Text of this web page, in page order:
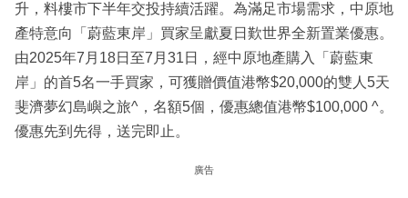
升，料樓市下半年交投持續活躍。為滿足市場需求，中原地
產特意向「蔚藍東岸」買家呈獻夏日歎世界全新置業優惠。
由2025年7月18日至7月31日，經中原地產購入「蔚藍東
岸」的首5名一手買家，可獲贈價值港幣$20,000的雙人5天
斐濟夢幻島嶼之旅^，名額5個，優惠總值港幣$100,000 ^。
優惠先到先得，送完即止。
廣告